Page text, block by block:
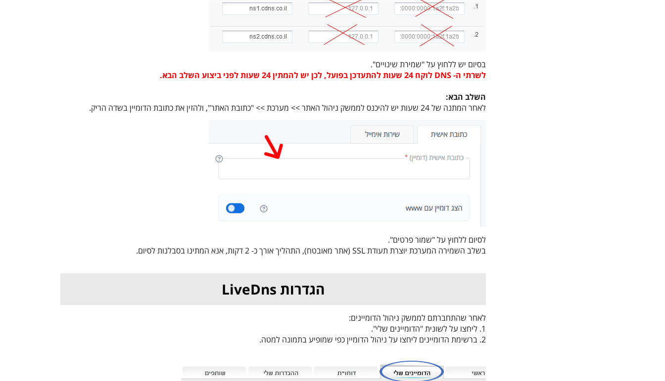
בסיום יש ללחוץ על "שמירת שינויים".
לשרתי ה- DNS לוקח 24 שעות להתעדכן בפועל, לכן יש להמתין 24 שעות לפני ביצוע השלב הבא.
השלב הבא:
לאחר המתנה של 24 שעות יש להיכנס לממשק ניהול האתר >> מערכת >> "כתובת האתר", ולהזין את כתובת הדומיין בשדה הריק.
לסיום ללחוץ על "שמור פרטים".
בשלב השמירה המערכת יוצרת תעודת SSL (אתר מאובטח), התהליך אורך כ- 2 דקות, אנא המתינו בסבלנות לסיום.
הגדרות LiveDns
לאחר שהתחברתם לממשק ניהול הדומיינים:
1. ליחצו על לשונית "הדומיינים שלי".
2. ברשימת הדומיינים ליחצו על ניהול הדומיין כפי שמופיע בתמונה למטה.